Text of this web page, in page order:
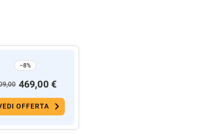
−8%
469,00 €
OFFERTA